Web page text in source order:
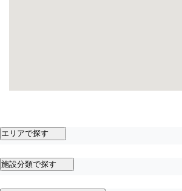
エリアで探す
施設分類で探す